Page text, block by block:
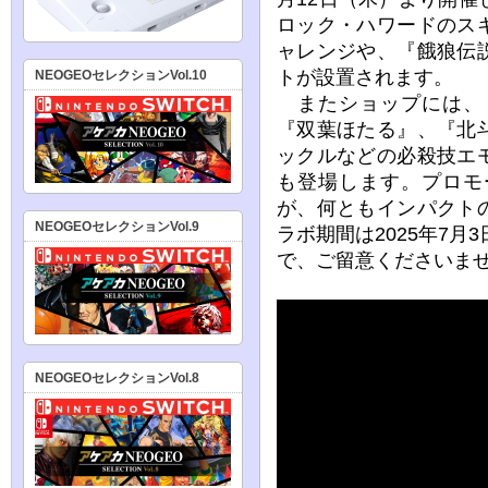
ロック・ハワードのス
ャレンジや、『餓狼伝
トが設置されます。
またショップには、
『双葉ほたる』、『
ックルなどの必殺技エ
も登場します。プロ
が、何ともインパクト
ラボ期間は2025年7月
で、ご留意くださいま
NEOGEOセレクションVol.10
NEOGEOセレクションVol.9
NEOGEOセレクションVol.8